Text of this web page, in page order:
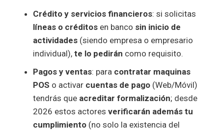
Crédito y servicios financieros: si solicitas
líneas o créditosen banco sin inicio de
actividades(siendo empresa o empresario
individual), te lo pedirán como requisito.
Pagos y ventas: para contratar maquinas
POS o activar cuentas de pago(Web/Móvil)
tendrás que acreditar formalización; desde
2026 estos actores verificarán además tu
cumplimiento(no solo la existencia del